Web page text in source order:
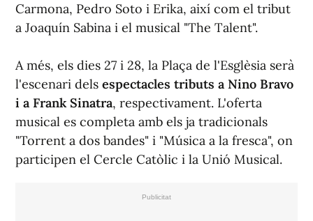
Carmona, Pedro Soto i Erika, així com el tribut
a Joaquín Sabina i el musical "The Talent".
A més, els dies 27 i 28, la Plaça de l'Esglèsia serà
l'escenari dels espectacles tributs a Nino Bravo
i a Frank Sinatra, respectivament. L'oferta
musical es completa amb els ja tradicionals
"Torrent a dos bandes" i "Música a la fresca", on
participen el Cercle Catòlic i la Unió Musical.